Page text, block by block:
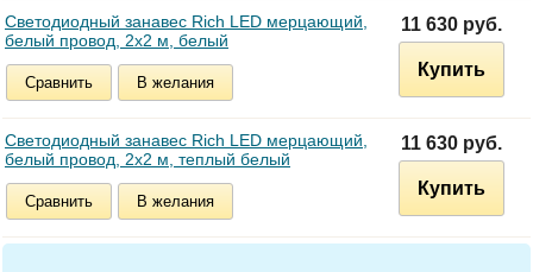
Светодиодный занавес Rich LED мерцающий,
белый провод, 2х2 м, белый
Сравнить В желания
11 630 руб.
Купить
Светодиодный занавес Rich LED мерцающий,
белый провод, 2х2 м, теплый белый
Сравнить В желания
11 630 руб.
Купить